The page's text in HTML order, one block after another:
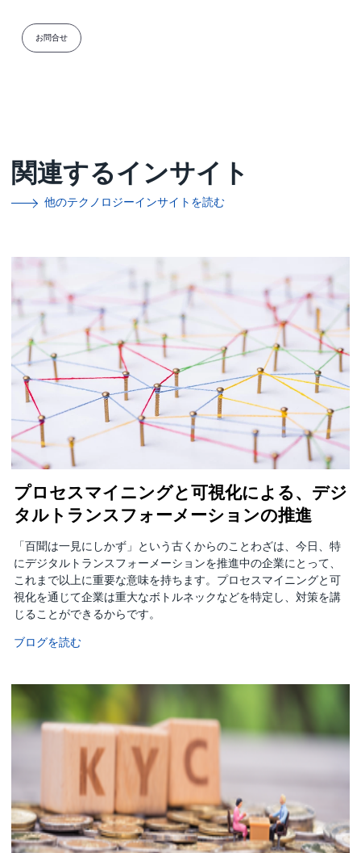
お問合せ
関連するインサイト
他のテクノロジーインサイトを読む
プロセスマイニングと可視化による、デジ
タルトランスフォーメーションの推進
「百聞は一見にしかず」という古くからのことわざは、今日、特
にデジタルトランスフォーメーションを推進中の企業にとって、
これまで以上に重要な意味を持ちます。プロセスマイニングと可
視化を通じて企業は重大なボトルネックなどを特定し、対策を講
じることができるからです。
ブログを読む